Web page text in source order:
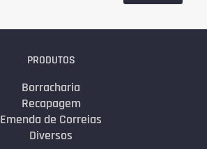
PRODUTOS
Borracharia
Recapagem
Emenda de Correias
Diversos